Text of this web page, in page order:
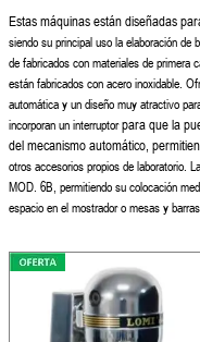
Estas máquinas están diseñadas
siendo su principal uso la elaboración de
de fabricados con materiales de primera
están fabricados con acero inoxidable.
automática y un diseño muy atractivo
incorporan un interruptorpara que la
del mecanismo automático,
otros accesorios propios de laboratorio.
MOD. 6B, permitiendo su colocación
espacio en el mostrador o mesas y